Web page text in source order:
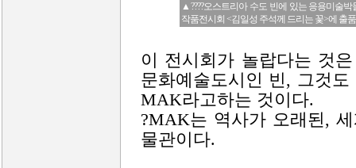
▲????오스트리아 수도 빈에 있는 응용미술
작품전시회 <김일성 주석께 드리는 꽃>에 출
이 전시회가 놀랍다는 것
문화예술도시인 빈, 그것
MAK라고하는 것이다.
?MAK는 역사가 오래된,
물관이다.